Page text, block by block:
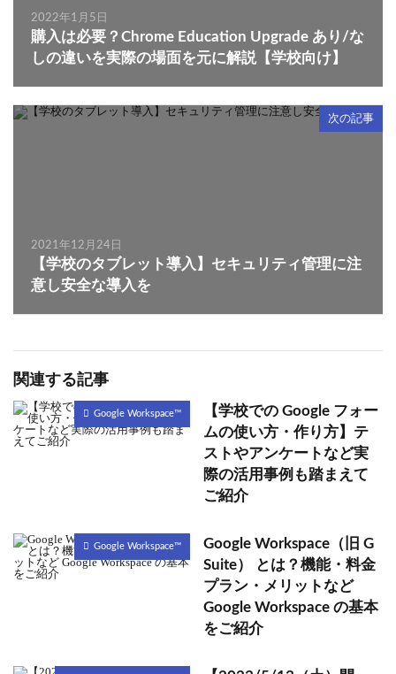
2022年1月5日
購入は必要？Chrome Education Upgrade あり/な
しの違いを実際の場面を元に解説【学校向け】
次の記事
2021年12月24日
【学校のタブレット導入】セキュリティ管理に注
意し安全な導入を
関連する記事
Google Workspace™
【学校での Google フォー
ムの使い方・作り方】テ
ストやアンケートなど実
際の活用事例も踏まえて
ご紹介
Google Workspace™
Google Workspace（旧 G
Suite） とは？機能・料金
プラン・メリットなど
Google Workspace の基本
をご紹介